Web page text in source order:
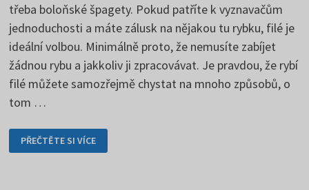
třeba boloňské špagety. Pokud patříte k vyznavačům
jednoduchosti a máte zálusk na nějakou tu rybku, filé je
ideální volbou. Minimálně proto, že nemusíte zabíjet
žádnou rybu a jakkoliv ji zpracovávat. Je pravdou, že rybí
filé můžete samozřejmě chystat na mnoho způsobů, o
tom …
RYBÍ
FILÉ
MŮŽE
PŘEČTĚTE SI VÍCE